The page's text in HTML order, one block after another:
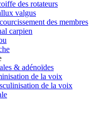
des rotateurs
valgus
des membres
carpien
& adénoïdes
de la voix
de la voix